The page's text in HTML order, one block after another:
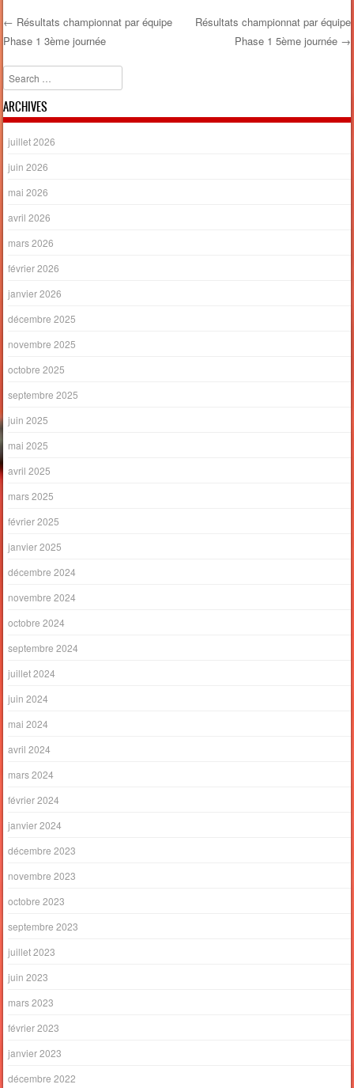
Post navigation
← Résultats championnat par équipe
Phase 1 3ème journée
Résultats championnat par équipe
Phase 1 5ème journée →
Search
ARCHIVES
juillet 2026
juin 2026
mai 2026
avril 2026
mars 2026
février 2026
janvier 2026
décembre 2025
novembre 2025
octobre 2025
septembre 2025
juin 2025
mai 2025
avril 2025
mars 2025
février 2025
janvier 2025
décembre 2024
novembre 2024
octobre 2024
septembre 2024
juillet 2024
juin 2024
mai 2024
avril 2024
mars 2024
février 2024
janvier 2024
décembre 2023
novembre 2023
octobre 2023
septembre 2023
juillet 2023
juin 2023
mars 2023
février 2023
janvier 2023
décembre 2022